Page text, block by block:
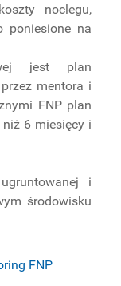
noclegu,
poniesione na
jest plan
mentora i
FNP plan
6 miesięcy i
i
środowisku
FNP